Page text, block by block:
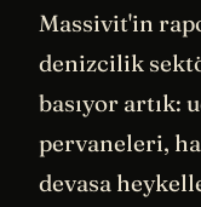
Massivit'in
denizcilik
basıyor artık:
pervaneleri,
devasa